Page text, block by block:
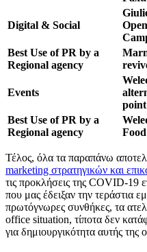
Digital & Social
Best Use of PR by a
Regional agency
Events
point
Best Use of PR by a
Regional agency
Food
Τέλος, όλα τα παραπάνω
marketing στρατηγικών και
τις προκλήσεις της COVID-19
που μας έδειξαν την τεράστια
πρωτόγνωρες συνθήκες, τα
office situation, τίποτα δεν
για δημιουργικότητα αυτής της